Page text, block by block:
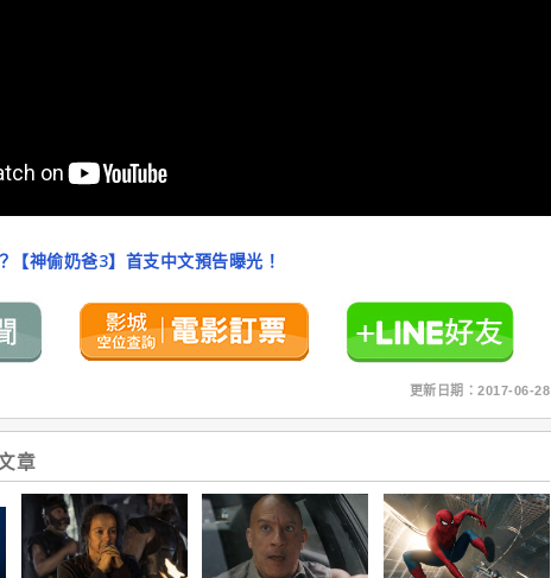
【神偷奶爸3】首支中文預告曝光！
更新日期：2017-06-28
章